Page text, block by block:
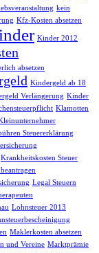
kein
Kfz-Kosten absetzen
Kinder 2012
absetzen
Kindergeld ab 18
Verlängerung Kinder
Klamotten
Steuererklärung
Krankheitskosten Steuer
Legal Steuern
Lohnsteuer 2013
Maklerkosten absetzen
und Vereine Marktprämie